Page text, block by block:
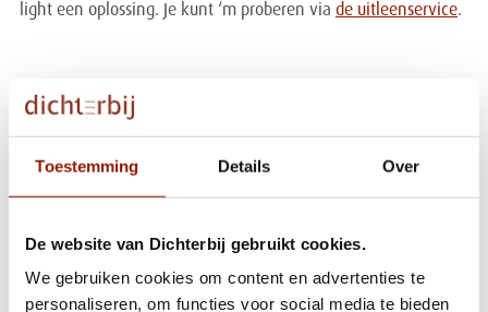
Toestemming Details Over
De website van Dichterbij gebruikt cookies.
We gebruiken cookies om content en advertenties te
personaliseren, om functies voor social media te bieden
Even binnen kijken bij… Lotte, Anita en Floor
gemeente
light een oplossing. Je kunt ‘m proberen via de uitleenservice.